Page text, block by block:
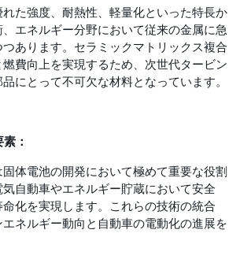
た強度、耐熱性、軽量化といった特長か
エネルギー分野において従来の金属に急
あります。セラミックマトリックス複合
費向上を実現するため、次世代タービン
にとって不可欠な材料となっています。
：
体電池の開発において極めて重要な役割
自動車やエネルギー貯蔵において安全
化を実現します。これらの技術の統合
ネルギー動向と自動車の電動化の進展を